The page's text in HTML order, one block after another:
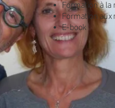
Formation à la
Formation aux
E-book